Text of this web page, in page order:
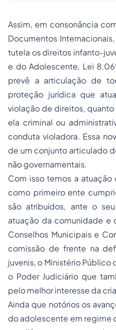
Assim, em consonância
Documentos
tutela os direitos infanto-
e do Adolescente, Lei
prevê a articulação de
proteção jurídica que
violação de direitos, quanto
ela criminal ou
conduta violadora. Essa
de um conjunto articulado
não governamentais.
Com isso temos a
como primeiro ente
são atribuídos, ante o
atuação da comunidade e
Conselhos Municipais e
comissão de frente na
juvenis, o Ministério
o Poder Judiciário que
pelo melhor interesse da
Ainda que notórios os
do adolescente em regime